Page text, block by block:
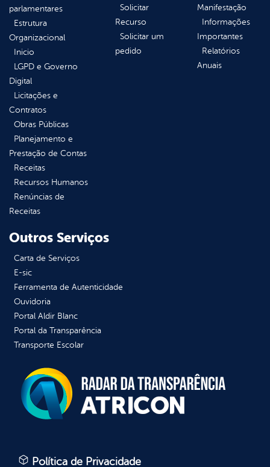
parlamentares
Estrutura
Organizacional
Inicio
LGPD e Governo
Digital
Licitações e
Contratos
Obras Públicas
Planejamento e
Prestação de Contas
Receitas
Recursos Humanos
Renúncias de
Receitas
Solicitar
Recurso
Solicitar um
pedido
Manifestação
Informações
Importantes
Relatórios
Anuais
Outros Serviços
Carta de Serviços
E-sic
Ferramenta de Autenticidade
Ouvidoria
Portal Aldir Blanc
Portal da Transparência
Transporte Escolar
Política de Privacidade